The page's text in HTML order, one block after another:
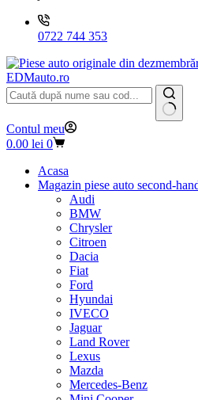
0722 744 353
EDMauto.ro
Niciun
rezultat
Contul meu
Coș
cumpărături
0.00 lei 0
Acasa
Magazin piese auto second-
Audi
BMW
Chrysler
Citroen
Dacia
Fiat
Ford
Hyundai
IVECO
Jaguar
Land Rover
Lexus
Mazda
Mercedes-Benz